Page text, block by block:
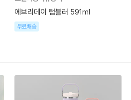
에브리데이 텀블러 591ml
무료배송